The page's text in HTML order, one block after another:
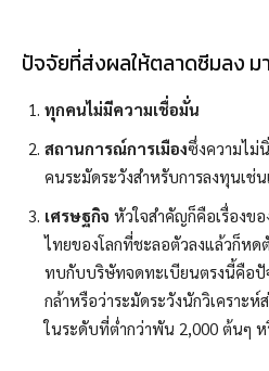
ปัจจัยที่ส่งผลให้ตลาดซีมลง ม
ทุกคนไม่มีความเชื่อมั่น
สถานการณ์การเมืองซึ่งความไม่
คนระมัดระวังสำหรับการลงทุนเช่
เศรษฐกิจ หัวใจสำคัญก็คือเรื่องข
ไทยของโลกที่ชะลอตัวลงแล้วก็หด
ทบกับบริษัทจดทะเบียนตรงนี้คือ
กล้าหรือว่าระมัดระวังนักวิเคราะ
ในระดับที่ต่ำกว่าพัน 2,000 ต้นๆ ห